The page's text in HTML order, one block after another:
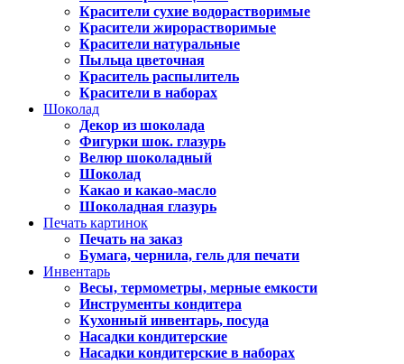
Красители сухие водорастворимые
Красители жирорастворимые
Красители натуральные
Пыльца цветочная
Краситель распылитель
Красители в наборах
Шоколад
Декор из шоколада
Фигурки шок. глазурь
Велюр шоколадный
Шоколад
Какао и какао-масло
Шоколадная глазурь
Печать картинок
Печать на заказ
Бумага, чернила, гель для печати
Инвентарь
Весы, термометры, мерные емкости
Инструменты кондитера
Кухонный инвентарь, посуда
Насадки кондитерские
Насадки кондитерские в наборах